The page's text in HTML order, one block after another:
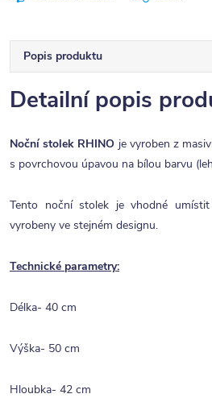
Popis produktu
Detailní popis
Noční stolek RHINO je vyroben z
s povrchovou úpavou na bílou barvu
Tento noční stolek je vhodné
vyrobeny ve stejném designu.
Technické parametry:
Délka- 40 cm
Výška- 50 cm
Hloubka- 42 cm